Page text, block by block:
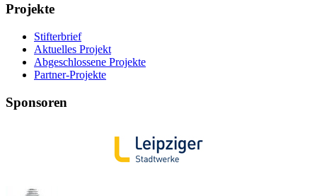
Projekte
Stifterbrief
Aktuelles Projekt
Abgeschlossene Projekte
Partner-Projekte
Sponsoren